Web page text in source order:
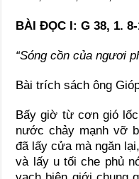
BÀI ĐỌC I: G 38, 1. 8-
“Sóng cồn của ngươi
Bài trích sách ông
Bấy giờ từ cơn gió
nước chảy mạnh vỡ
đã lấy cửa mà ngăn
và lấy u tối che phủ